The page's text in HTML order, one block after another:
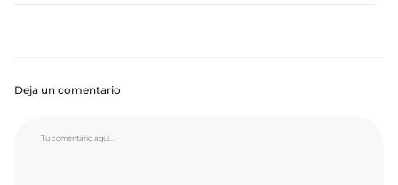
Deja un comentario